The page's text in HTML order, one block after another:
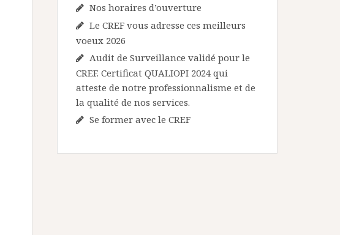
Nos horaires d’ouverture
Le CREF vous adresse ces meilleurs
voeux 2026
Audit de Surveillance validé pour le
CREF. Certificat QUALIOPI 2024 qui
atteste de notre professionnalisme et de
la qualité de nos services.
Se former avec le CREF